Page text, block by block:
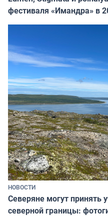
фестиваля «Имандра» в
НОВОСТИ
Северяне могут принять
северной границы: